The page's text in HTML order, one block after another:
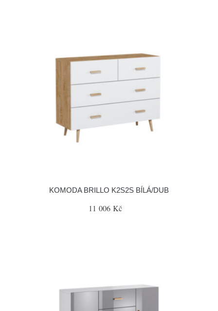
KOMODA BRILLO K2S2S BÍLÁ/DUB
11 006 Kč